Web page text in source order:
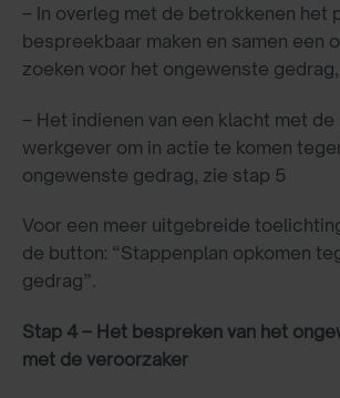
– In overleg met de betrokkenen het
bespreekbaar maken en samen een
zoeken voor het ongewenste
– Het indienen van een klacht met
werkgever om in actie te komen
ongewenste gedrag, zie stap 5
Voor een meer uitgebreide
de button: “Stappenplan opkomen
gedrag”.
Stap 4 – Het bespreken van het
met de veroorzaker